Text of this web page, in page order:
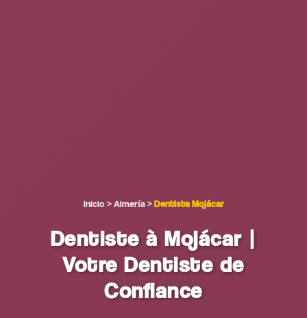
Inicio>Almería>Dentista Mojácar
Dentiste à Mojácar |
Votre Dentiste de
Confiance